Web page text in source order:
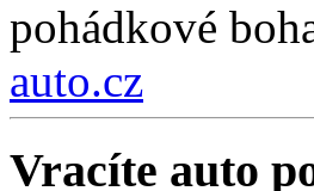
pohádkové
auto.cz
Vracíte auto